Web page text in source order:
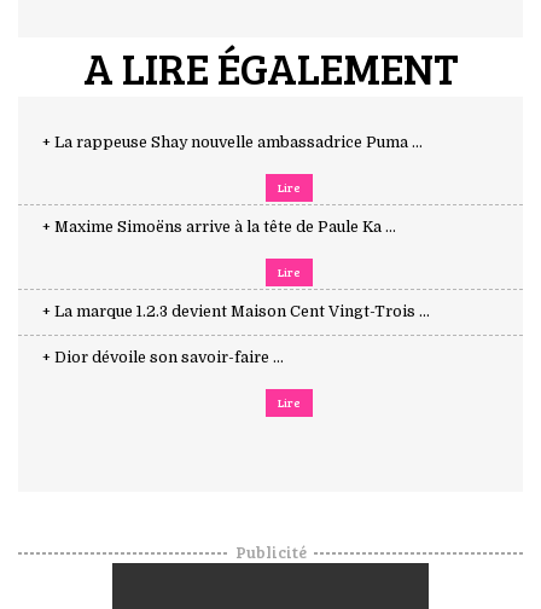
A LIRE ÉGALEMENT
+ La rappeuse Shay nouvelle ambassadrice Puma ...
Lire
+ Maxime Simoëns arrive à la tête de Paule Ka ...
Lire
+ La marque 1.2.3 devient Maison Cent Vingt-Trois ...
+ Dior dévoile son savoir-faire ...
Lire
Publicité